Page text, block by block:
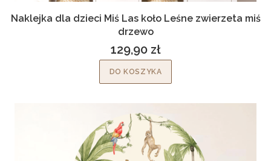
Naklejka dla dzieci Miś Las koło Leśne zwierzeta miś
drzewo
Cena
129,90 zł
DO KOSZYKA